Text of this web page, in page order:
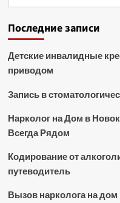
Последние записи
Детские инвалидные
приводом
Запись в
Нарколог на Дом в
Всегда Рядом
Кодирование от
путеводитель
Вызов нарколога на